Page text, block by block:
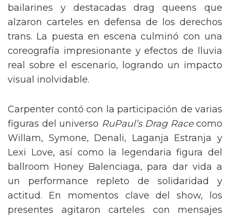
bailarines y destacadas drag queens que
alzaron carteles en defensa de los derechos
trans. La puesta en escena culminó con una
coreografía impresionante y efectos de lluvia
real sobre el escenario, logrando un impacto
visual inolvidable.
Carpenter contó con la participación de varias
figuras del universo RuPaul’s Drag Racecomo
Willam, Symone, Denali, Laganja Estranja y
Lexi Love, así como la legendaria figura del
ballroom Honey Balenciaga, para dar vida a
un performance repleto de solidaridad y
actitud. En momentos clave del show, los
presentes agitaron carteles con mensajes